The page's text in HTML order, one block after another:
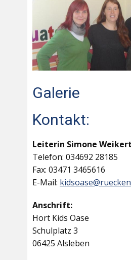
Galerie
Kontakt:
Leiterin Simone Weikert
Telefon: 034692 28185
Fax: 03471 3465616
E-Mail:
Anschrift:
Hort Kids Oase
Schulplatz 3
06425 Alsleben